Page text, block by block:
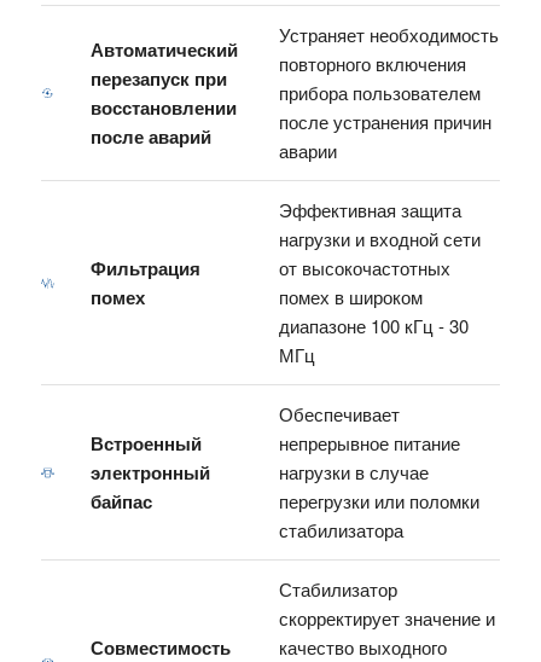
Автоматический
перезапуск при
восстановлении
после аварий
Устраняет необходимость
повторного включения
прибора пользователем
после устранения причин
аварии
Фильтрация
помех
Эффективная защита
нагрузки и входной сети
от высокочастотных
помех в широком
диапазоне 100 кГц - 30
МГц
Встроенный
электронный
байпас
Обеспечивает
непрерывное питание
нагрузки в случае
перегрузки или поломки
стабилизатора
Совместимость
Стабилизатор
скорректирует значение и
качество выходного